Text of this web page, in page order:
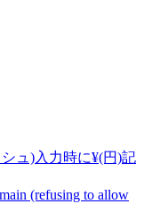
ュ)入力時に¥(円)記
(refusing to allow